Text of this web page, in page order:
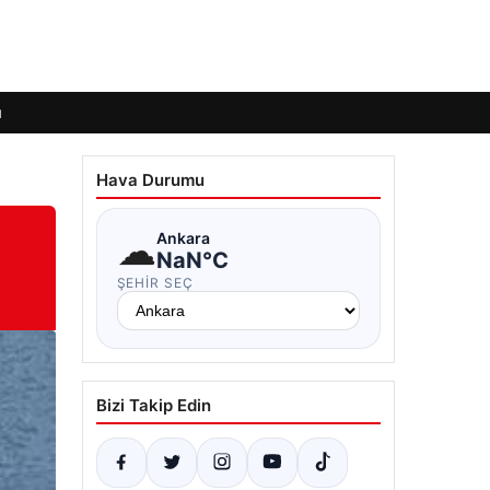
Hava Durumu
☁Ankara
NaN°C
ŞEHIR SEÇ
Bizi Takip Edin